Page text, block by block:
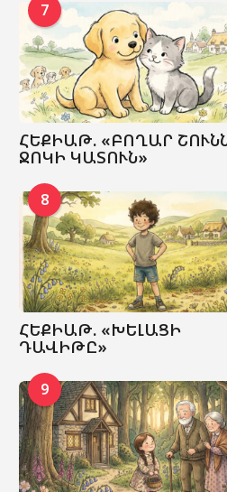
7
ՀԵՔԻԱԹ. «ԲՈՂԱՐ
ՋՈԿԻ ԿԱՏՈՒՆ»
8
ՀԵՔԻԱԹ. «ԽԵԼԱՑԻ
ԴԱՎԻԹԸ»
9